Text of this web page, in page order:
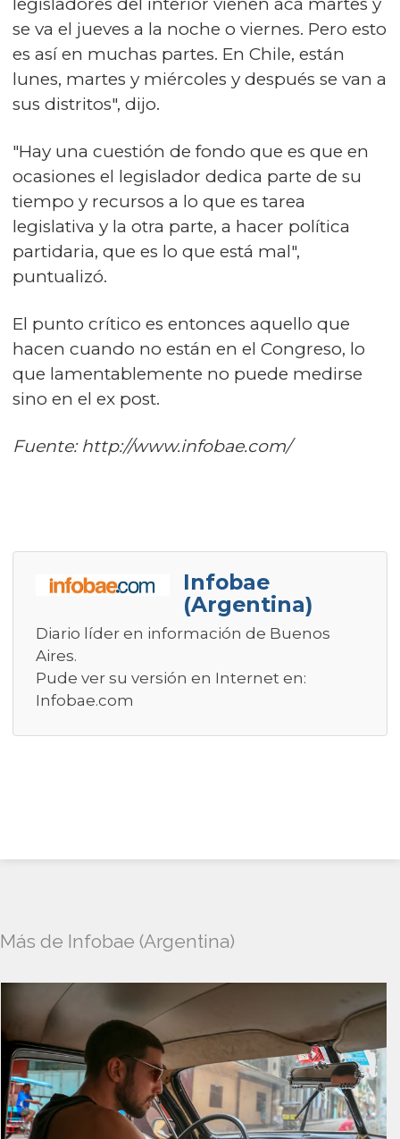
se va el jueves a la noche o viernes. Pero esto
es así en muchas partes. En Chile, están
lunes, martes y miércoles y después se van a
sus distritos", dijo.
"Hay una cuestión de fondo que es que en
ocasiones el legislador dedica parte de su
tiempo y recursos a lo que es tarea
legislativa y la otra parte, a hacer política
partidaria, que es lo que está mal",
puntualizó.
El punto crítico es entonces aquello que
hacen cuando no están en el Congreso, lo
que lamentablemente no puede medirse
sino en el ex post.
Fuente: http://www.infobae.com/
Infobae
(Argentina)
Diario líder en información de Buenos
Aires.
Pude ver su versión en Internet en:
Infobae.com
Más de Infobae (Argentina)